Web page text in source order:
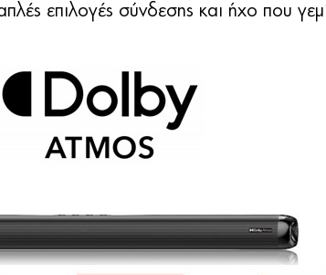
επιλογές σύνδεσης και ήχο που